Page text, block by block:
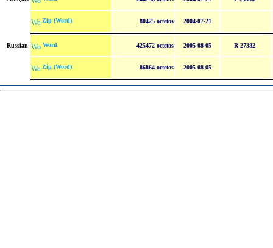
Zip (Word) 80425 octetos 2004-07-21
Russian Word 425472 octetos 2005-08-05 R 27382
Zip (Word) 86864 octetos 2005-08-05